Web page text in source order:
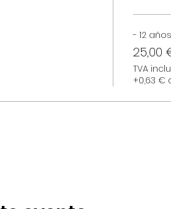
- 12 años
25,00
TVA
+0,63 €